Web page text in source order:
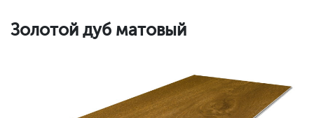
Золотой дуб матовый